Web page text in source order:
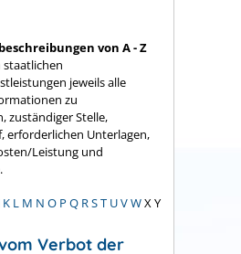
von A - Z
jeweils alle
zu
zuständiger Stelle,
erforderlichen Unterlagen,
Leistung und
K L M N O P Q RST UVWX Y
Verbot der